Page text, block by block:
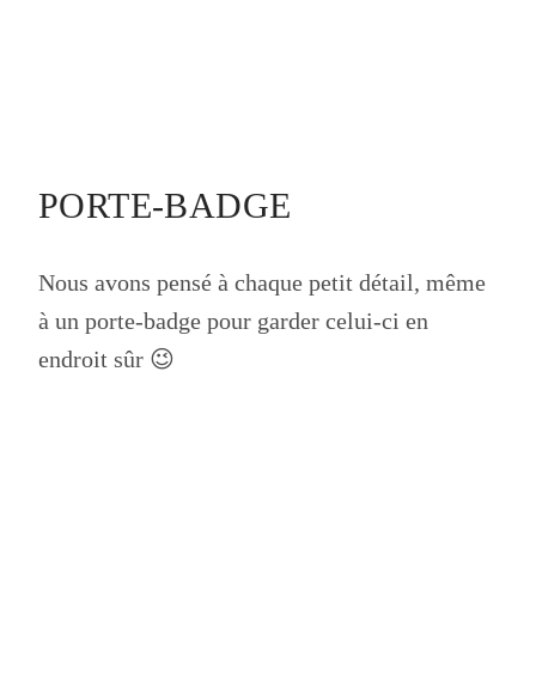
PORTE-BADGE
Nous avons pensé à chaque petit détail, même
à un porte-badge pour garder celui-ci en
endroit sûr 😉